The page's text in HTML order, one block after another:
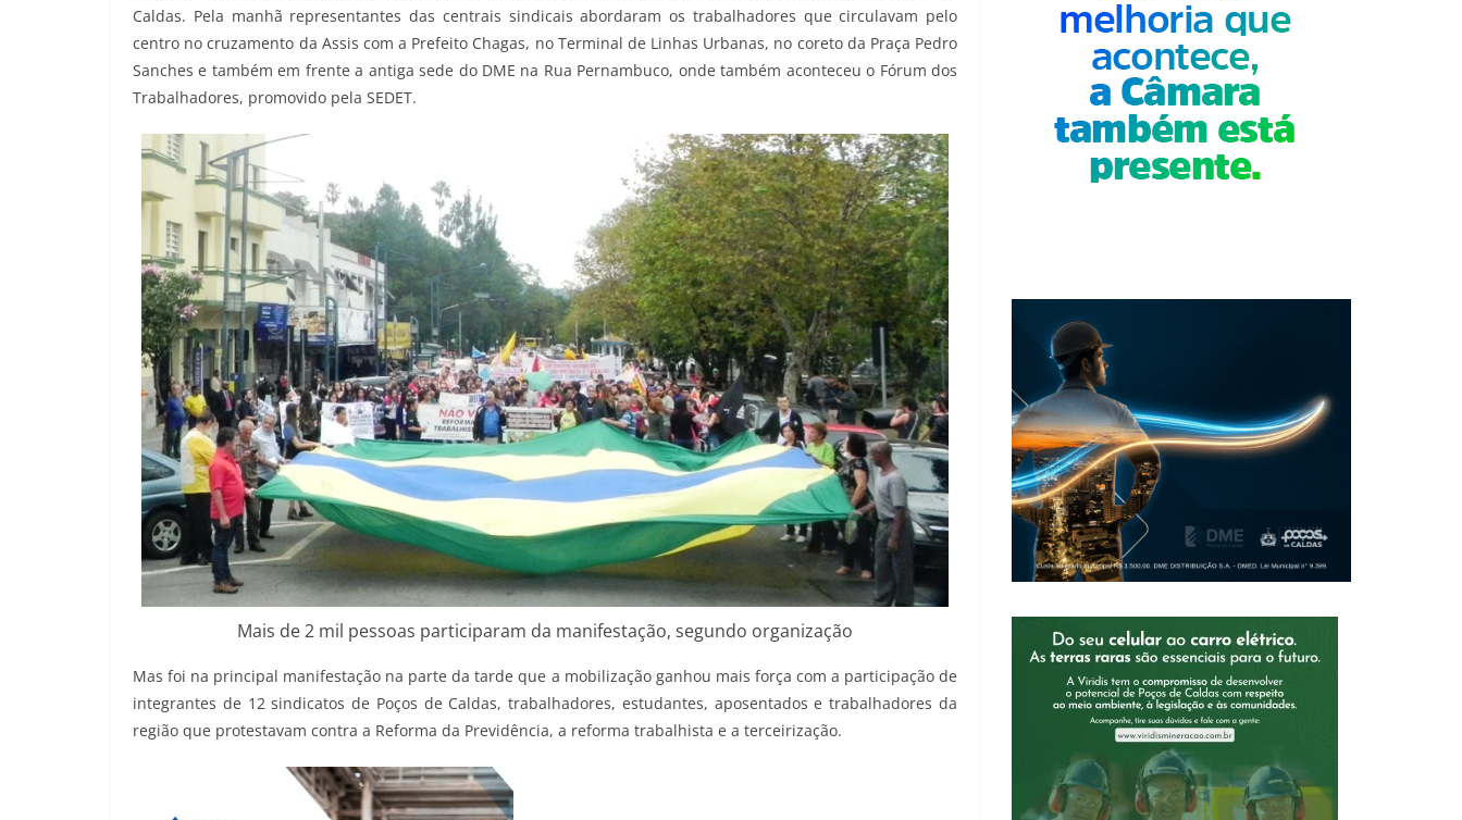
Caldas. Pela manhã representantes das centrais sindicais abordaram os trabalhadores que circulavam pelo
centro no cruzamento da Assis com a Prefeito Chagas, no Terminal de Linhas Urbanas, no coreto da Praça Pedro
Sanches e também em frente a antiga sede do DME na Rua Pernambuco, onde também aconteceu o Fórum dos
Trabalhadores, promovido pela SEDET.
Mais de 2 mil pessoas participaram da manifestação, segundo organização
Mas foi na principal manifestação na parte da tarde que a mobilização ganhou mais força com a participação de
integrantes de 12 sindicatos de Poços de Caldas, trabalhadores, estudantes, aposentados e trabalhadores da
região que protestavam contra a Reforma da Previdência, a reforma trabalhista e a terceirização.